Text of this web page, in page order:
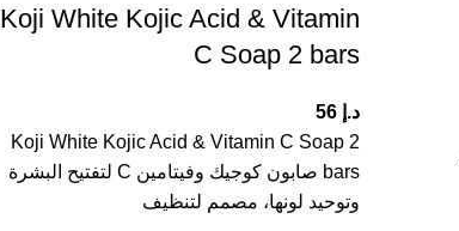
Koji White Kojic Acid & Vitamin
C Soap 2 bars
د.إ 56
Koji White Kojic Acid & Vitamin C Soap 2
bars صابون كوجيك وفيتامين C لتفتيح البشرة
وتوحيد لونها، مصمم لتنظيف